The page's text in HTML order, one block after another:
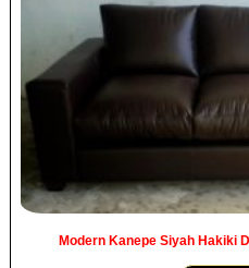
Modern Kanepe Siyah Hakiki